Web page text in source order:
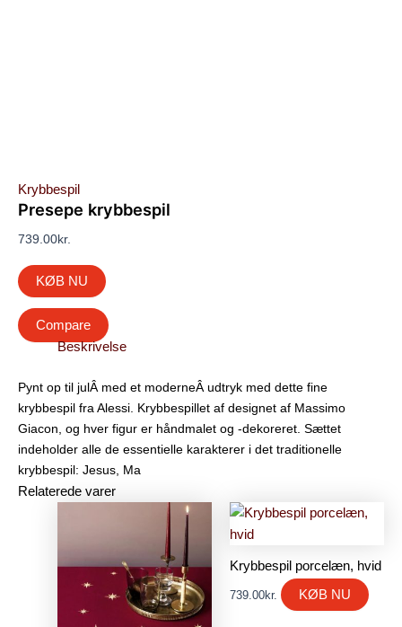
Krybbespil
Presepe krybbespil
739.00kr.
KØB NU
Compare
Beskrivelse
Pynt op til julÂ med et moderneÂ udtryk med dette fine
krybbespil fra Alessi. Krybbespillet af designet af Massimo
Giacon, og hver figur er håndmalet og -dekoreret. Sættet
indeholder alle de essentielle karakterer i det traditionelle
krybbespil: Jesus, Ma
Relaterede varer
Krybbespil porcelæn, hvid
739.00kr. KØB NU